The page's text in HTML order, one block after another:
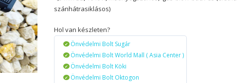
szánhátrasiklásos)
Hol van készleten?
Önvédelmi Bolt Sugár
Önvédelmi Bolt World Mall ( Asia Center )
Önvédelmi Bolt Köki
Önvédelmi Bolt Oktogon